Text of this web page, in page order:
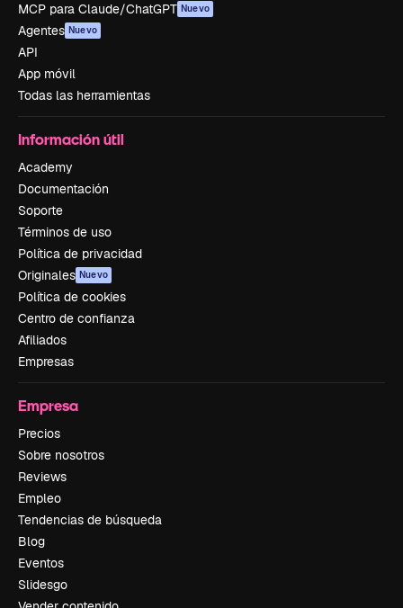
MCP para Claude/ChatGPT Nuevo
Agentes Nuevo
API
App móvil
Todas las herramientas
Información útil
Academy
Documentación
Soporte
Términos de uso
Política de privacidad
Originales Nuevo
Política de cookies
Centro de confianza
Afiliados
Empresas
Empresa
Precios
Sobre nosotros
Reviews
Empleo
Tendencias de búsqueda
Blog
Eventos
Slidesgo